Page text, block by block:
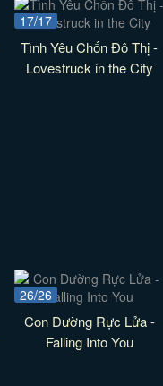
17/17
Tình Yêu Chốn Đô Thị -
Lovestruck in the City
26/26
Con Đường Rực Lửa -
Falling Into You